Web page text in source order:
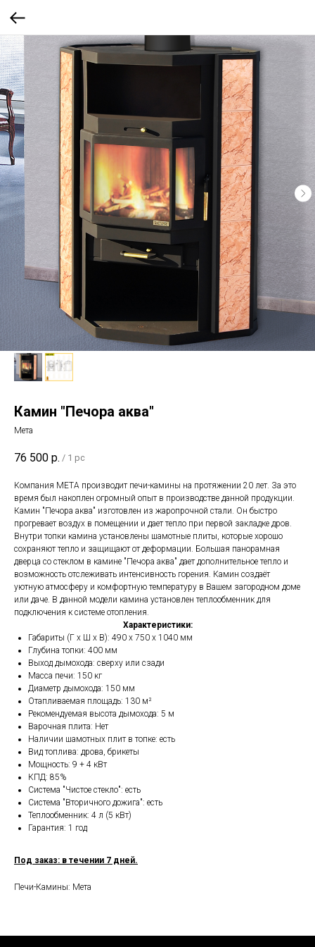
Камин "Печора аква"
Мета
76 500 р. / 1 pc
Компания МЕТА производит печи-камины на протяжении 20 лет. За это
время был накоплен огромный опыт в производстве данной продукции.
Камин "Печора аква" изготовлен из жаропрочной стали. Он быстро
прогревает воздух в помещении и дает тепло при первой закладке дров.
Внутри топки камина установлены шамотные плиты, которые хорошо
сохраняют тепло и защищают от деформации. Большая панорамная
дверца со стеклом в камине "Печора аква" дает дополнительное тепло и
возможность отслеживать интенсивность горения. Камин создаёт
уютную атмосферу и комфортную температуру в Вашем загородном доме
или даче. В данной модели камина установлен теплообменник для
подключения к системе отопления.
Характеристики:
Габариты (Г х Ш х В): 490 х 750 х 1040 мм
Глубина топки: 400 мм
Выход дымохода: сверху или сзади
Масса печи: 150 кг
Диаметр дымохода: 150 мм
Отапливаемая площадь: 130 м²
Рекомендуемая высота дымохода: 5 м
Варочная плита: Нет
Наличии шамотных плит в топке: есть
Вид топлива: дрова, брикеты
Мощность: 9 + 4 кВт
КПД: 85%
Система "Чистое стекло": есть
Система "Вторичного дожига": есть
Теплообменник: 4 л (5 кВт)
Гарантия: 1 год
Под заказ: в течении 7 дней.
Печи-Камины: Мета